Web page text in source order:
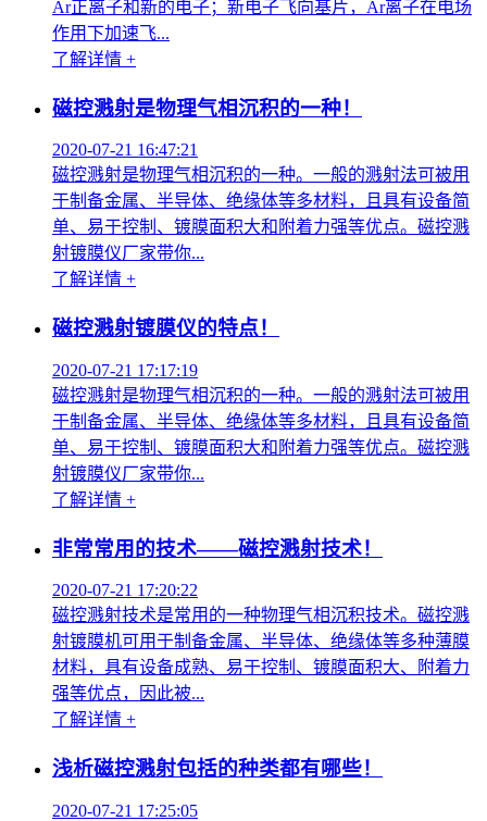
Ar正离子和新的电子；新电子飞向基片，Ar离子在电场
作用下加速飞...
了解详情 +
磁控溅射是物理气相沉积的一种！
2020-07-21 16:47:21
磁控溅射是物理气相沉积的一种。一般的溅射法可被用
于制备金属、半导体、绝缘体等多材料，且具有设备简
单、易于控制、镀膜面积大和附着力强等优点。磁控溅
射镀膜仪厂家带你...
了解详情 +
磁控溅射镀膜仪的特点！
2020-07-21 17:17:19
磁控溅射是物理气相沉积的一种。一般的溅射法可被用
于制备金属、半导体、绝缘体等多材料，且具有设备简
单、易于控制、镀膜面积大和附着力强等优点。磁控溅
射镀膜仪厂家带你...
了解详情 +
非常常用的技术——磁控溅射技术！
2020-07-21 17:20:22
磁控溅射技术是常用的一种物理气相沉积技术。磁控溅
射镀膜机可用于制备金属、半导体、绝缘体等多种薄膜
材料，具有设备成熟、易于控制、镀膜面积大、附着力
强等优点，因此被...
了解详情 +
浅析磁控溅射包括的种类都有哪些！
2020-07-21 17:25:05